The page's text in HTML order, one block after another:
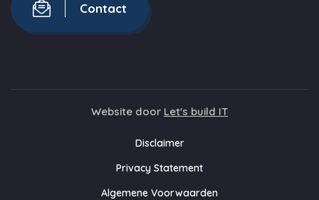
Contact
Website door Let's build IT
Disclaimer
Privacy Statement
Algemene Voorwaarden